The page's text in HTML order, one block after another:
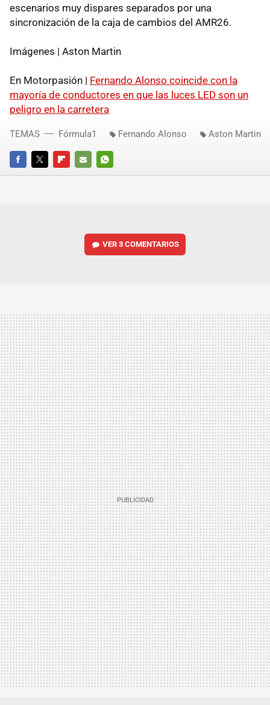
escenarios muy dispares separados por una
sincronización de la caja de cambios del AMR26.
Imágenes | Aston Martin
En Motorpasión | Fernando Alonso coincide con la
mayoría de conductores en que las luces LED son un
peligro en la carretera
FACEBOOKTWITTERFLIPBOARD
E-
WHATSAPP
TEMAS Fórmula1 Fernando Alonso Aston Martin
VER3 COMENTARIOS